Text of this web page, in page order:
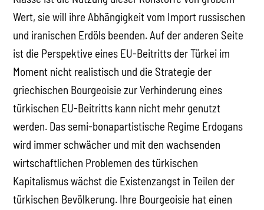
Wert, sie will ihre Abhängigkeit vom Import russischen
und iranischen Erdöls beenden. Auf der anderen Seite
ist die Perspektive eines EU-Beitritts der Türkei im
Moment nicht realistisch und die Strategie der
griechischen Bourgeoisie zur Verhinderung eines
türkischen EU-Beitritts kann nicht mehr genutzt
werden. Das semi-bonapartistische Regime Erdogans
wird immer schwächer und mit den wachsenden
wirtschaftlichen Problemen des türkischen
Kapitalismus wächst die Existenzangst in Teilen der
türkischen Bevölkerung. Ihre Bourgeoisie hat einen